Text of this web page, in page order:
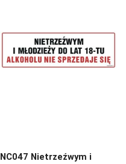
NC047 Nietrzeźwym i